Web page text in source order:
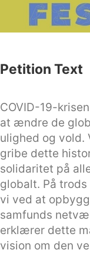
Petition Text
COVID-19-
at ændre de
ulighed og vold.
gribe dette
solidaritet på
globalt. På
vi ved at
samfunds
erklærer dette
vision om den